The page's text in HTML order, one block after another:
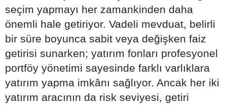
seçim yapmayı her zamankinden daha
önemli hale getiriyor. Vadeli mevduat, belirli
bir süre boyunca sabit veya değişken faiz
getirisi sunarken; yatırım fonları profesyonel
portföy yönetimi sayesinde farklı varlıklara
yatırım yapma imkânı sağlıyor. Ancak her iki
yatırım aracının da risk seviyesi, getiri